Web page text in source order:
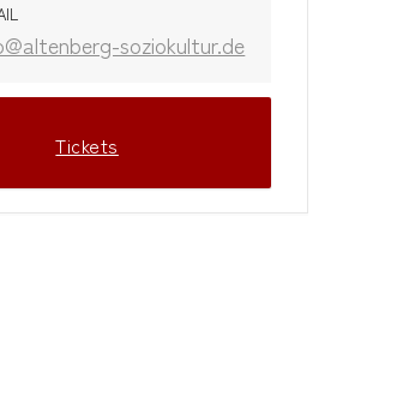
soziokultur.de
Tickets